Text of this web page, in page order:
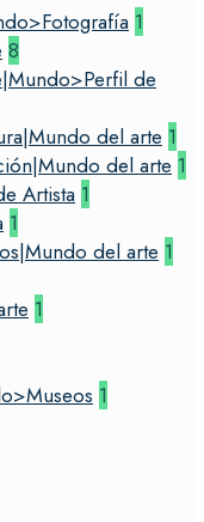
1
8
de
del arte 1
del arte 1
Artista 1
1
del arte 1
1
1